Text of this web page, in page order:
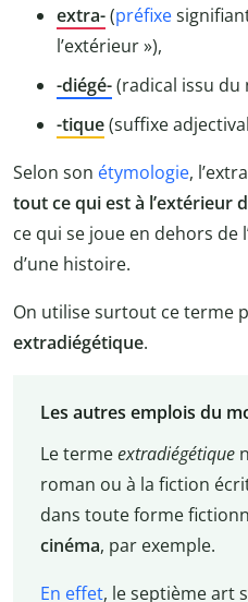
extra-(préfixe
l’extérieur »),
-diégé-(radical issu du
-tique(suffixe
Selon son étymologie,
tout ce qui est à l’extérieur
ce qui se joue en dehors de
d’une histoire.
On utilise surtout ce terme
extradiégétique.
Les autres emplois du
Le termeextradiégétique
roman ou à la fiction
dans toute forme
cinéma, par exemple.
En effet, le septième art